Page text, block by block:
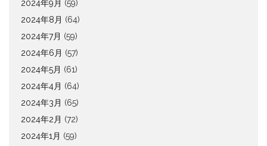
2024年9月 (59)
2024年8月 (64)
2024年7月 (59)
2024年6月 (57)
2024年5月 (61)
2024年4月 (64)
2024年3月 (65)
2024年2月 (72)
2024年1月 (59)